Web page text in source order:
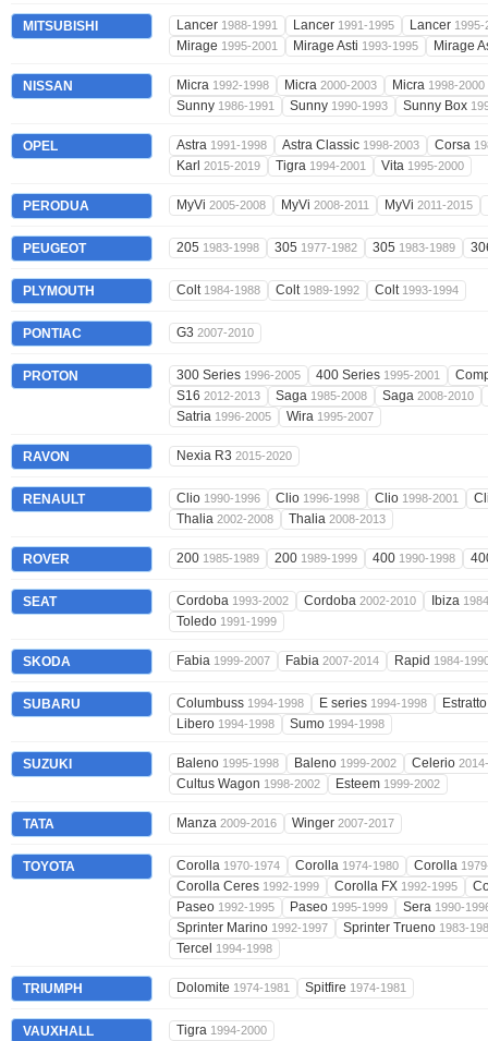
MITSUBISHI Lancer 1988-1991 Lancer 1991-1995 Lancer 1995-
Mirage 1995-2001 Mirage Asti 1993-1995 Mirage
NISSAN Micra 1992-1998 Micra 2000-2003 Micra 1998-2000
Sunny 1986-1991 Sunny 1990-1993 Sunny Box
OPEL Astra 1991-1998 Astra Classic 1998-2003 Corsa
Karl 2015-2019 Tigra 1994-2001 Vita 1995-2000
PERODUA MyVi 2005-2008 MyVi 2008-2011 MyVi 2011-2015
PEUGEOT 205 1983-1998 305 1977-1982 305 1983-1989
PLYMOUTH Colt 1984-1988 Colt 1989-1992 Colt 1993-1994
PONTIAC G3 2007-2010
PROTON 300 Series 1996-2005 400 Series 1995-2001
S16 2012-2013 Saga 1985-2008 Saga 2008-2010
Satria 1996-2005 Wira 1995-2007
RAVON Nexia R3 2015-2020
RENAULT Clio 1990-1996 Clio 1996-1998 Clio 1998-2001
Thalia 2002-2008 Thalia 2008-2013
ROVER 200 1985-1989 200 1989-1999 400 1990-1998
SEAT Cordoba 1993-2002 Cordoba 2002-2010 Ibiza
Toledo 1991-1999
SKODA Fabia 1999-2007 Fabia 2007-2014 Rapid 1984-
SUBARU Columbuss 1994-1998 E series 1994-1998
Libero 1994-1998 Sumo 1994-1998
SUZUKI Baleno 1995-1998 Baleno 1999-2002 Celerio
Cultus Wagon 1998-2002 Esteem 1999-2002
TATA Manza 2009-2016 Winger 2007-2017
TOYOTA Corolla 1970-1974 Corolla 1974-1980 Corolla
Corolla Ceres 1992-1999 Corolla FX 1992-1995
Paseo 1992-1995 Paseo 1995-1999 Sera 1990-
Sprinter Marino 1992-1997 Sprinter Trueno 1983-
Tercel 1994-1998
TRIUMPH Dolomite 1974-1981 Spitfire 1974-1981
VAUXHALL Tigra 1994-2000